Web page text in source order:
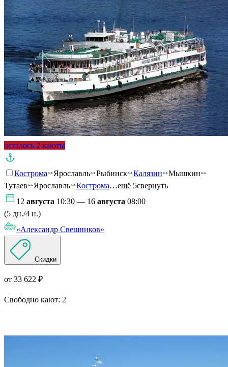
осталось 2 каюты
Кострома Ярославль Рыбинск Калязин
Мышкин
Тутаев
Ярославль Кострома…ещё 5свернуть
12 августа 10:30 — 16 августа 08:00
(5 дн./4 н.)
«Александр Свешников»
Скидки
от 33 622 ₽
Свободно кают: 2